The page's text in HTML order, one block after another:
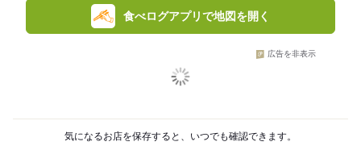
食べログアプリで地図を開く
広告を非表示
気になるお店を保存すると、いつでも確認できます。